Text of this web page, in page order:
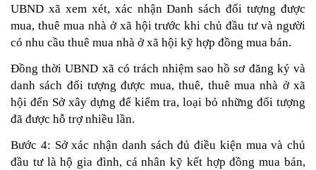
UBND xã xem xét, xác nhận Danh sách đối tượng được
mua, thuê mua nhà ở xã hội trước khi chủ đầu tư và người
có nhu cầu thuê mua nhà ở xã hội kỹ hợp đồng mua bán.
Đồng thời UBND xã có trách nhiệm sao hồ sơ đăng ký và
danh sách đối tượng được mua, thuê, thuê mua nhà ở xã
hội đến Sở xây dựng để kiểm tra, loại bỏ những đối tượng
đã được hỗ trợ nhiều lần.
Bước 4: Sở xác nhận danh sách đủ điều kiện mua và chủ
đầu tư là hộ gia đình, cá nhân kỹ kết hợp đồng mua bán,